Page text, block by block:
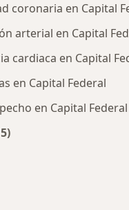
coronaria en Capital
arterial en Capital
cardiaca en Capital
en Capital Federal
en Capital Federal
en esta categoría: